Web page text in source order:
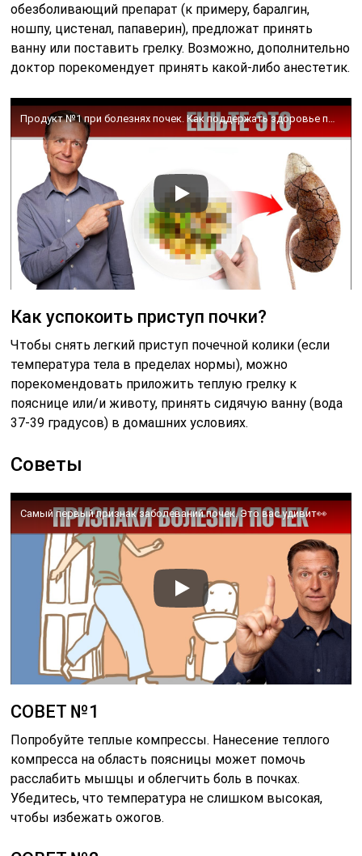
обезболивающий препарат (к примеру, баралгин,
ношпу, цистенал, папаверин), предложат принять
ванну или поставить грелку. Возможно, дополнительно
доктор порекомендует принять какой-либо анестетик.
Как успокоить приступ почки?
Чтобы снять легкий приступ почечной колики (если
температура тела в пределах нормы), можно
порекомендовать приложить теплую грелку к
пояснице или/и животу, принять сидячую ванну (вода
37-39 градусов) в домашних условиях.
Советы
Самый первый признак заболеваний почек. Это вас удивит👀
СОВЕТ №1
Попробуйте теплые компрессы. Нанесение теплого
компресса на область поясницы может помочь
расслабить мышцы и облегчить боль в почках.
Убедитесь, что температура не слишком высокая,
чтобы избежать ожогов.